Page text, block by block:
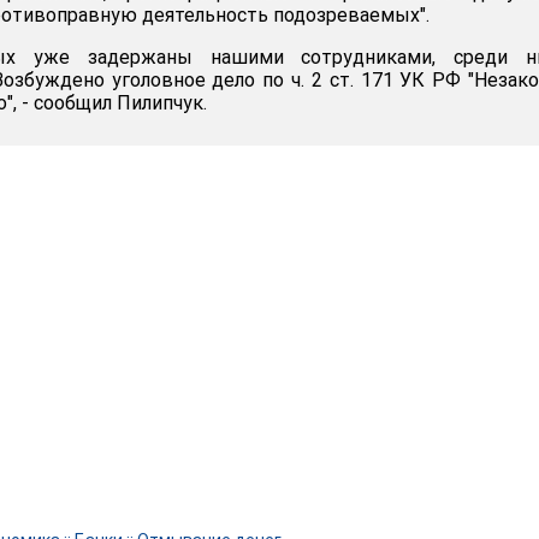
деятельность подозреваемых".
уже задержаны нашими сотрудниками, среди
уголовное дело по ч. 2 ст. 171 УК РФ
- сообщил Пилипчук.